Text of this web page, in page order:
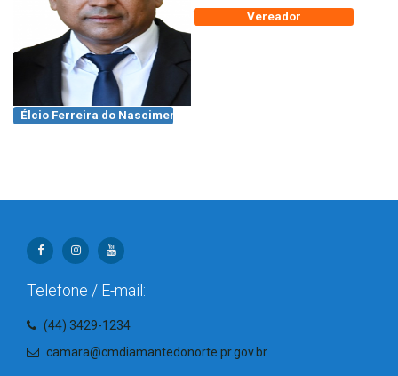
Vereador
Élcio Ferreira do Nascimento
Telefone / E-mail:
(44) 3429-1234
camara@cmdiamantedonorte.pr.gov.br